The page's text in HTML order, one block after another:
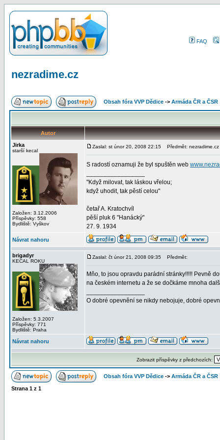
FAQ
nezradime.cz
Obsah fóra VVP Dědice -> Armáda ČR a ČSR
Autor
Jirka
starší kecal
Založen: 3.12.2006
Příspěvky: 558
Bydliště: Vyškov
Zaslal: st únor 20, 2008 22:15 Předmět: nezradime.cz
S radostí oznamuji že byl spuštěn web
"Když milovat, tak láskou vřelou;
když uhodit, tak pěstí celou"
četař A. Kratochvíl
pěší pluk 6 "Hanácký"
27. 9. 1934
Návrat nahoru
brigadyr
KECAL ROKU
Založen: 5.3.2007
Příspěvky: 771
Bydliště: Praha
Zaslal: čt únor 21, 2008 09:35 Předmět:
Mňo, to jsou opravdu parádní stránky!!!!! Pevně
na českém internetu a že se dočkáme mnoha
O dobré opevnění se nikdy nebojuje, dobré
Návrat nahoru
Zobrazit příspěvky z předchozích:
Obsah fóra VVP Dědice -> Armáda ČR a ČSR
Strana 1 z 1